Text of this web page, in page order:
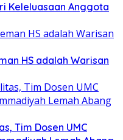
Keleluasaan Anggota
HS adalah Warisan
Tim Dosen UMC